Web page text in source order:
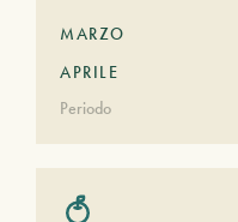
MARZO
APRILE
Periodo